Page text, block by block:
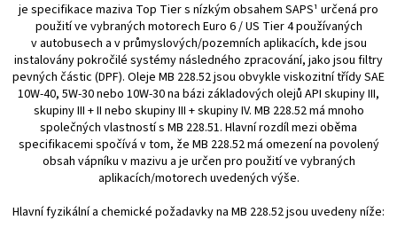
je specifikace maziva Top Tier s nízkým obsahem SAPS¹ určená pro
použití ve vybraných motorech Euro 6 / US Tier 4 používaných
v autobusech a v průmyslových/po­zemních aplikacích, kde jsou
instalovány pokročilé systémy následného zpracování, jako jsou filtry
pevných částic (DPF). Oleje MB 228.52 jsou obvykle viskozitní třídy SAE
10W-40, 5W-30 nebo 10W-30 na bázi základových olejů API skupiny III,
skupiny III + II nebo skupiny III + skupiny IV. MB 228.52 má mnoho
společných vlastností s MB 228.51. Hlavní rozdíl mezi oběma
specifikacemi spočívá v tom, že MB 228.52 má omezení na povolený
obsah vápníku v mazivu a je určen pro použití ve vybraných
aplikacích/motorech uvedených výše.
Hlavní fyzikální a chemické požadavky na MB 228.52 jsou uvedeny níže: